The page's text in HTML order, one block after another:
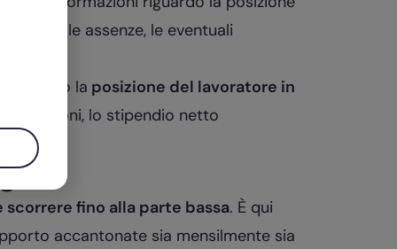
lorda, le assenze, le eventuali
la posizione del lavoratore in
detrazioni, lo stipendio netto
scorrere fino alla parte bassa. È qui
accantonate sia mensilmente sia